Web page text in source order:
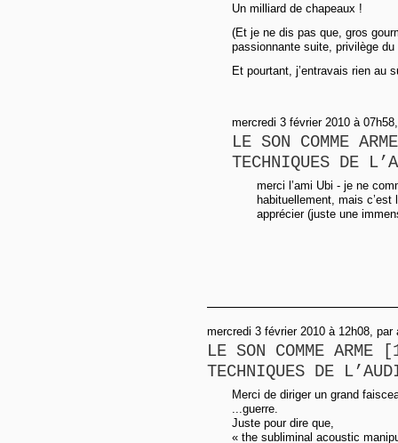
Un milliard de chapeaux !
(Et je ne dis pas que, gros
passionnante suite, privilège du
Et pourtant, j’entravais rien au
mercredi 3 février 2010 à
LE SON COMME
TECHNIQUES DE
merci l’ami Ubi - je ne
habituellement, mais c’est
apprécier (juste une
mercredi 3 février 2010 à 12h08, par
LE SON COMME
TECHNIQUES DE
Merci de diriger un grand
...guerre.
Juste pour dire que,
« the subliminal acoustic